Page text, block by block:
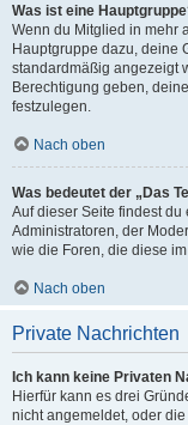
Was ist eine
Wenn du Mitglied in mehr
Hauptgruppe dazu, deine
standardmäßig angezeigt
Berechtigung geben,
festzulegen.
Nach oben
Was bedeutet der „Das
Auf dieser Seite findest
Administratoren, der
wie die Foren, die diese
Nach oben
Private Nachrichten
Ich kann keine Privaten
Hierfür kann es drei
nicht angemeldet, oder